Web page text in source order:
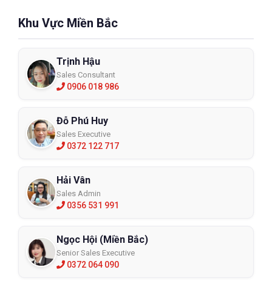
Khu Vực Miền Bắc
Trịnh Hậu
Sales Consultant
0906 018 986
Đỗ Phú Huy
Sales Executive
0372 122 717
Hải Vân
Sales Admin
0356 531 991
Ngọc Hội (Miền Bắc)
Senior Sales Executive
0372 064 090